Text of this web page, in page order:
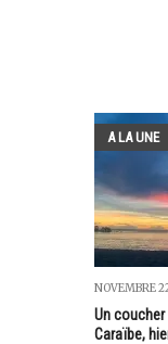
A LA UNE
NOVEMBRE
Un
Caraïbe,